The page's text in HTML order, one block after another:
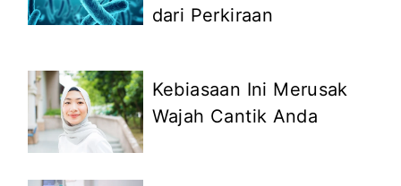
dari Perkiraan
Kebiasaan Ini Merusak
Wajah Cantik Anda